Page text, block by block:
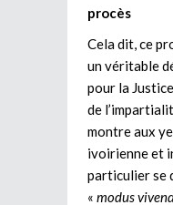
procès
Cela dit, ce
un véritable
pour la
de
montre aux
ivoirienne et
particulier se
« modus